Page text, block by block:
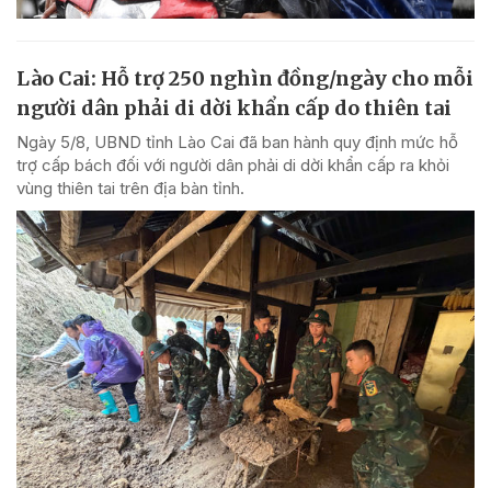
Lào Cai: Hỗ trợ 250 nghìn đồng/ngày cho mỗi
người dân phải di dời khẩn cấp do thiên tai
Ngày 5/8, UBND tỉnh Lào Cai đã ban hành quy định mức hỗ
trợ cấp bách đối với người dân phải di dời khẩn cấp ra khỏi
vùng thiên tai trên địa bàn tỉnh.